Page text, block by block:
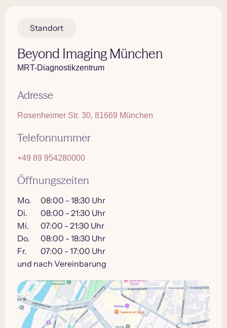
Standort
Beyond Imaging München
MRT-Diagnostikzentrum
Adresse
Rosenheimer Str. 30, 81669 München
Telefonnummer
+49 89 954280000
Öffnungszeiten
Mo.
08:00 - 18:30 Uhr
Di.
08:00 - 21:30 Uhr
Mi.
07:00 - 21:30 Uhr
Do.
08:00 - 18:30 Uhr
Fr.
07:00 - 17:00 Uhr
und nach Vereinbarung